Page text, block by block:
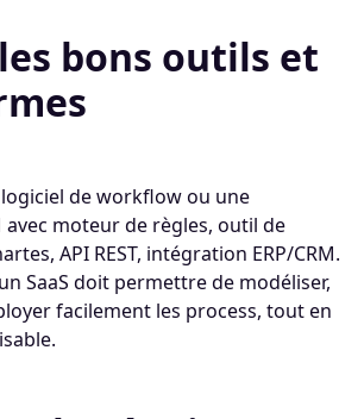
bons outils et
de workflow ou une
moteur de règles, outil de
API REST, intégration ERP/CRM.
SaaS doit permettre de modéliser,
facilement les process, tout en